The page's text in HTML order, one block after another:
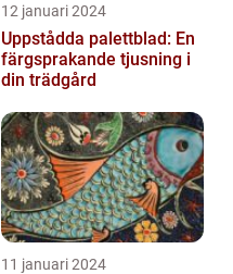
12 januari 2024
Uppstådda palettblad: En
färgsprakande tjusning i
din trädgård
11 januari 2024